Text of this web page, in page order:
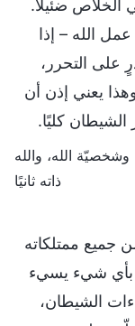
ضئيلًا.
الله – إذا
على التحرر،
يعني إذن أن
كليًا.
وشخصيّة الله، والله
ذاته ثانيًا
جميع ممتلكاته
بأي شيء يسيء
الشيطان،